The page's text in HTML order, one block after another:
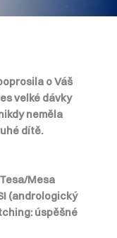
o Váš
velké dávky
neměla
dítě.
Mesa
(andrologický
úspěšné